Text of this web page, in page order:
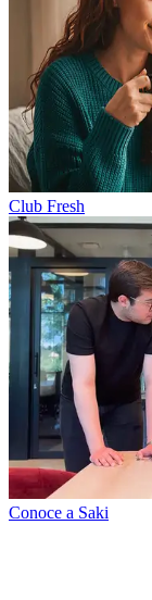
Club Fresh
Conoce a Saki